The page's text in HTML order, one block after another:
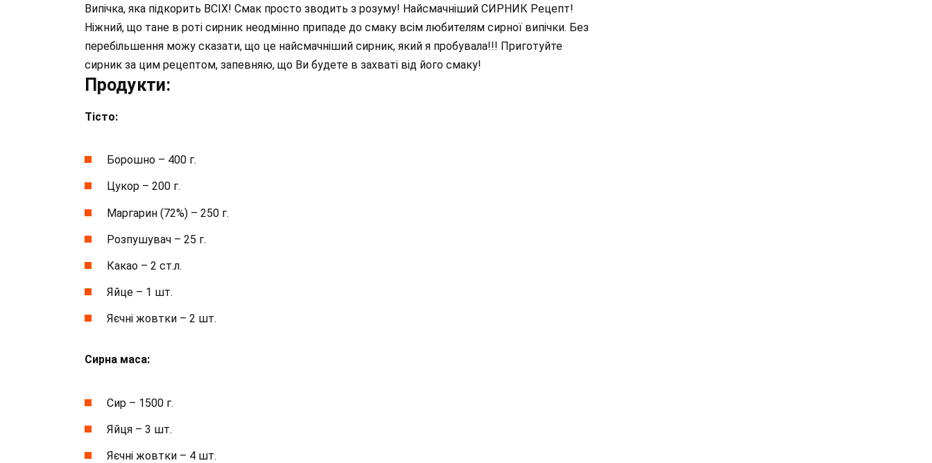
Випічка, яка підкорить ВСІХ! Смак просто зводить з розуму! Найсмачніший СИРНИК Рецепт!
Ніжний, що тане в роті сирник неодмінно припаде до смаку всім любителям сирної випічки. Без
перебільшення можу сказати, що це найсмачніший сирник, який я пробувала!!! Приготуйте
сирник за цим рецептом, запевняю, що Ви будете в захваті від його смаку!
Продукти:
Тісто:
Борошно – 400 г.
Цукор – 200 г.
Маргарин (72%) – 250 г.
Розпушувач – 25 г.
Какао – 2 ст.л.
Яйце – 1 шт.
Яєчні жовтки – 2 шт.
Сирна маса:
Сир – 1500 г.
Яйця – 3 шт.
Яєчні жовтки – 4 шт.